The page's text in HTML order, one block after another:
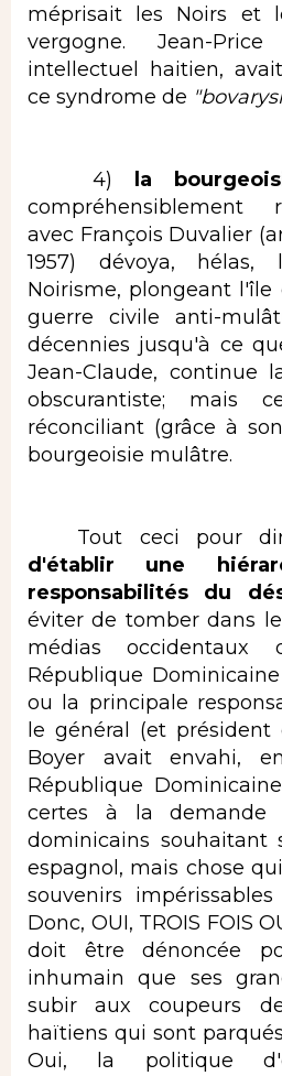
méprisait les Noirs et
vergogne. Jean-
intellectuel haitien,
ce syndrome de
4) la
compréhensiblement
avec François Duvalier
1957) dévoya,
Noirisme, plongeant l'île
guerre civile anti-
décennies jusqu'à ce
Jean-Claude, continue
obscurantiste; mais
réconciliant (grâce à
bourgeoisie mulâtre.
Tout ceci pour
d'établir une
responsabilités du
éviter de tomber dans
médias occidentaux
République
ou la principale
le général (et président
Boyer avait envahi,
République
certes à la demande
dominicains souhaitant
espagnol, mais chose
souvenirs
Donc, OUI, TROIS FOIS
doit être dénoncée
inhumain que ses
subir aux coupeurs
haïtiens qui sont
Oui, la politique